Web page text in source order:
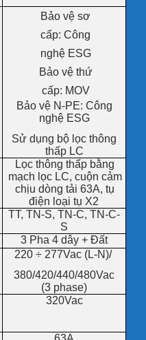
Bảo vệ sơ
cấp: Công
nghệ ESG
Bảo vệ thứ
cấp: MOV
Bảo vệ N-PE: Công
nghệ ESG
Sử dụng bộ lọc thông
thấp LC
Lọc thông thấp bằng
mạch lọc LC, cuộn cảm
chịu dòng tải 63A, tụ
điện loại tụ X2
TT, TN-S, TN-C, TN-C-
S
3 Pha 4 dây + Đất
220 ÷ 277Vac (L-N)/
380/420/440/480Vac
(3 phase)
320Vac